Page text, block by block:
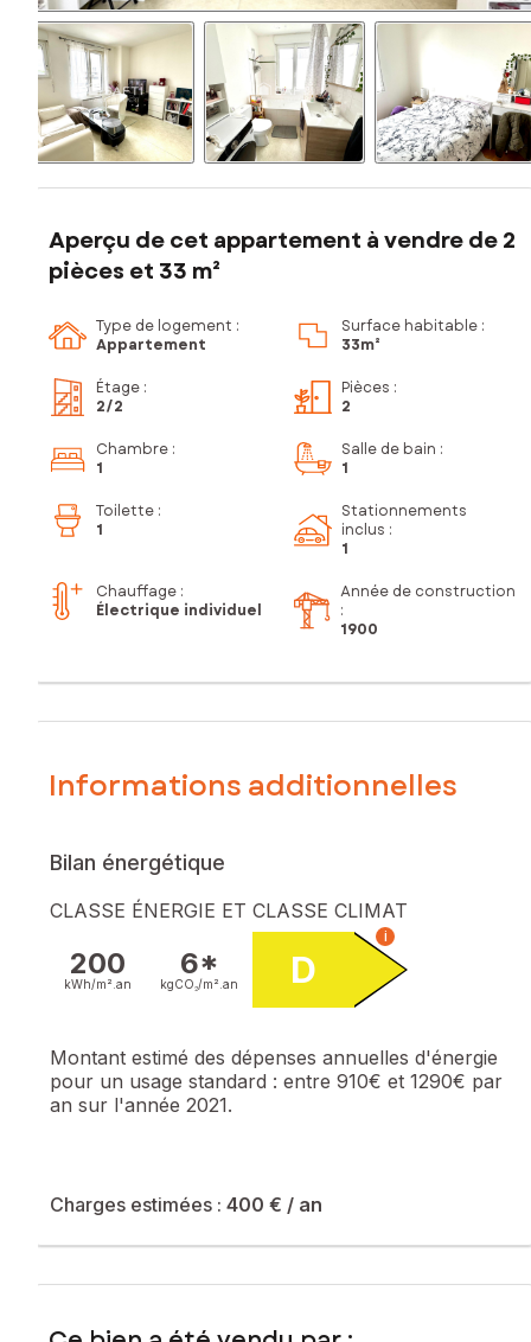
Aperçu de cet appartement à vendre de 2
pièces et 33 m²
Type de logement :
Appartement
Surface habitable :
33m²
Étage :
2/2
Pièces :
2
Chambre :
1
Salle de bain :
1
Toilette :
1
Stationnements
inclus :
1
Chauffage :
Électrique individuel
Année de construction
:
1900
Informations additionnelles
Bilan énergétique
CLASSE ÉNERGIE ET CLASSE CLIMAT
200
kWh/m². an
6*
kgCO₂/m². an D
i
Montant estimé des dépenses annuelles d'énergie
pour un usage standard : entre 910€ et 1290€ par
an sur l'année 2021.
Charges estimées : 400 € / an